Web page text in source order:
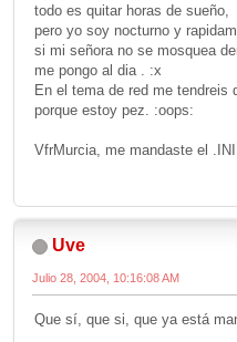
todo es quitar horas de sueño,
pero yo soy nocturno y
si mi señora no se mosquea
me pongo al dia . :x
En el tema de red me tendreis
porque estoy pez. :oops:
VfrMurcia, me mandaste el
Uve
Julio 28, 2004, 10:16:08 AM
Que sí, que si, que ya está